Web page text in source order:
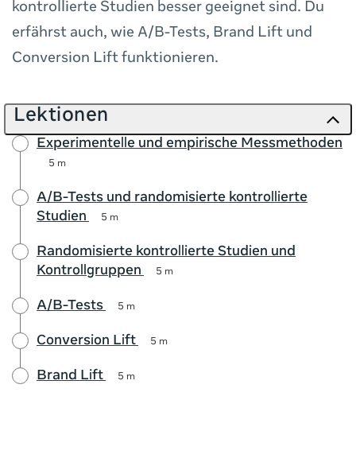
kontrollierte Studien besser geeignet sind. Du
erfährst auch, wie A/B-Tests, Brand Lift und
Conversion Lift funktionieren.
Lektionen
Experimentelle und empirische Messmethoden
5 m
A/B-Tests und randomisierte kontrollierte
Studien
5 m
Randomisierte kontrollierte Studien und
Kontrollgruppen
5 m
A/B-Tests 5 m
Conversion Lift 5 m
Brand Lift 5 m